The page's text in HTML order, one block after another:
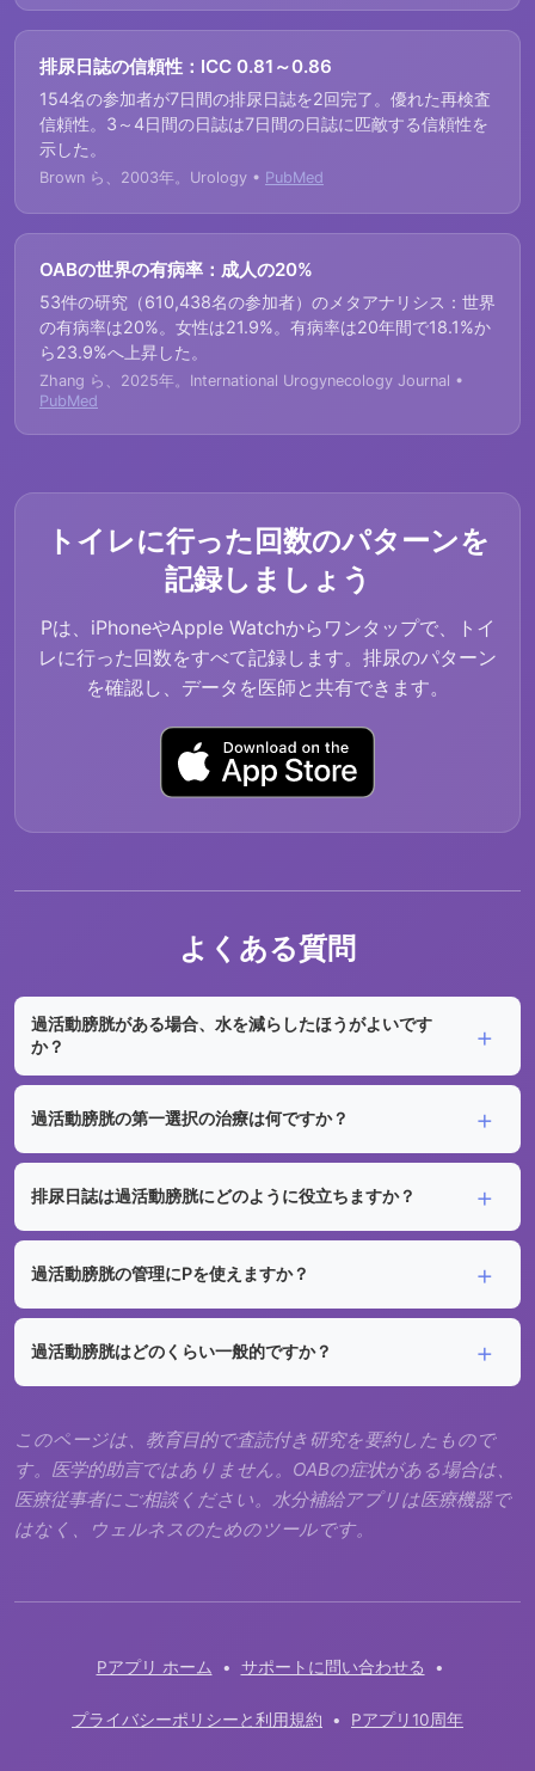
排尿日誌の信頼性：ICC 0.81～0.86
154名の参加者が7日間の排尿日誌を2回完了。優れた再検査
信頼性。3～4日間の日誌は7日間の日誌に匹敵する信頼性を
示した。
Brown ら、2003年。Urology • PubMed
OABの世界の有病率：成人の20%
53件の研究（610,438名の参加者）のメタアナリシス：世界
の有病率は20%。女性は21.9%。有病率は20年間で18.1%か
ら23.9%へ上昇した。
Zhang ら、2025年。International Urogynecology Journal •
PubMed
トイレに行った回数のパターンを
記録しましょう
Pは、iPhoneやApple Watchからワンタップで、トイ
レに行った回数をすべて記録します。排尿のパターン
を確認し、データを医師と共有できます。
よくある質問
過活動膀胱がある場合、水を減らしたほうがよいです
か？
過活動膀胱の第一選択の治療は何ですか？
排尿日誌は過活動膀胱にどのように役立ちますか？
過活動膀胱の管理にPを使えますか？
過活動膀胱はどのくらい一般的ですか？
このページは、教育目的で査読付き研究を要約したもので
す。医学的助言ではありません。OABの症状がある場合は、
医療従事者にご相談ください。水分補給アプリは医療機器で
はなく、ウェルネスのためのツールです。
Pアプリ ホーム • サポートに問い合わせる •
プライバシーポリシーと利用規約 • Pアプリ10周年